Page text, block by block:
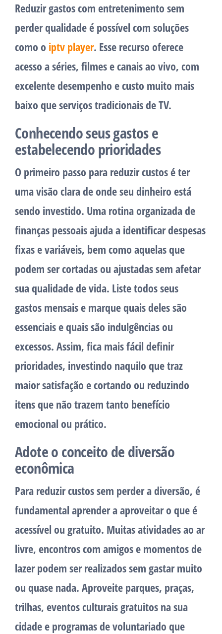
Reduzir gastos com entretenimento sem
perder qualidade é possível com soluções
como o iptv player. Esse recurso oferece
acesso a séries, filmes e canais ao vivo, com
excelente desempenho e custo muito mais
baixo que serviços tradicionais de TV.
Conhecendo seus gastos e
estabelecendo prioridades
O primeiro passo para reduzir custos é ter
uma visão clara de onde seu dinheiro está
sendo investido. Uma rotina organizada de
finanças pessoais ajuda a identificar despesas
fixas e variáveis, bem como aquelas que
podem ser cortadas ou ajustadas sem afetar
sua qualidade de vida. Liste todos seus
gastos mensais e marque quais deles são
essenciais e quais são indulgências ou
excessos. Assim, fica mais fácil definir
prioridades, investindo naquilo que traz
maior satisfação e cortando ou reduzindo
itens que não trazem tanto benefício
emocional ou prático.
Adote o conceito de diversão
econômica
Para reduzir custos sem perder a diversão, é
fundamental aprender a aproveitar o que é
acessível ou gratuito. Muitas atividades ao ar
livre, encontros com amigos e momentos de
lazer podem ser realizados sem gastar muito
ou quase nada. Aproveite parques, praças,
trilhas, eventos culturais gratuitos na sua
cidade e programas de voluntariado que